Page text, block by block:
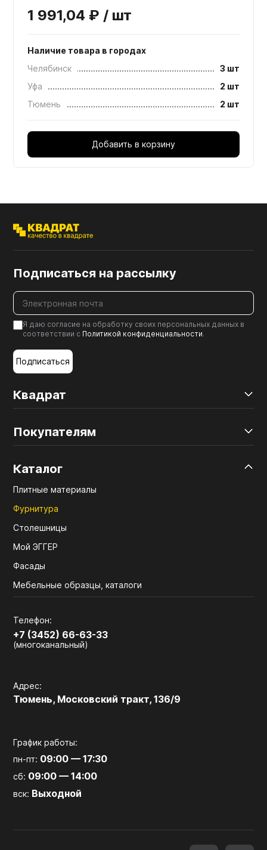
1 991,04 ₽ / шт
Наличие товара в городах
Челябинск
3 шт
Уфа
2 шт
Тюмень
2 шт
Добавить в корзину
Квадрат
Покупателям
Каталог
Плитные материалы
Фурнитура
Столешницы
Мой ЭГГЕР
Фасады
Мебельные образцы, каталоги
Телефон:
+7 (3452) 66-63-33
(многоканальный)
Адрес:
Тюмень, Московский тракт, 136/9
График работы:
пн-пт: 09:00 — 17:30
сб: 09:00 — 14:00
вск: Выходной
Подписаться на рассылку
Я даю согласие на обработку своих персональных данных в
соответствии с Политикой конфиденциальности.
Подписаться